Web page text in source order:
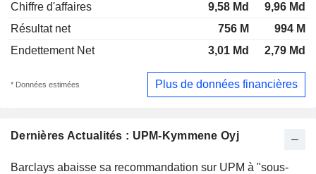
Dernières Actualités : UPM-Kymmene Oyj
Barclays abaisse sa recommandation sur UPM à "sous-
Chiffre d'affaires
9,58 Md
9,96 Md
Résultat net
756 M
994 M
Endettement Net
3,01 Md 2,79 Md
* Données estimées Plus de données financières